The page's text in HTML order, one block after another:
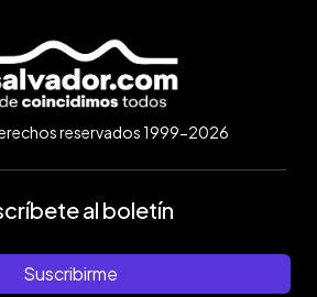
reservados 1999-2026
al boletín
Suscribirme